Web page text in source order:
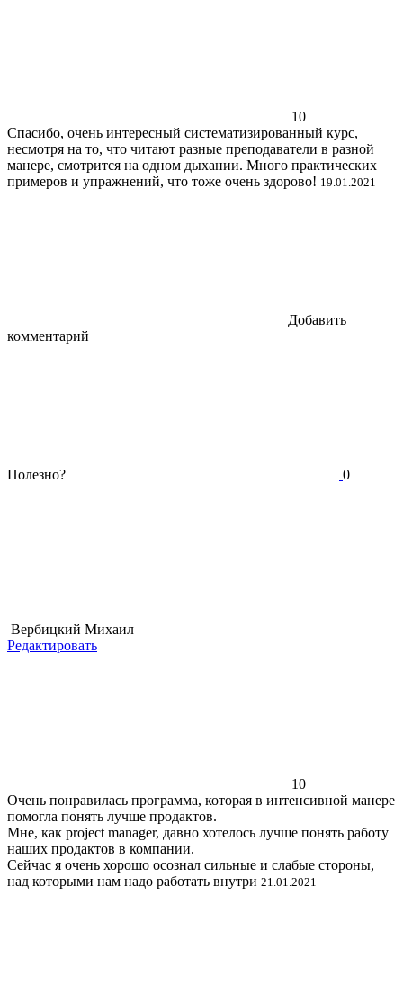
10
Спасибо, очень интересный систематизированный курс,
несмотря на то, что читают разные преподаватели в разной
манере, смотрится на одном дыхании. Много практических
примеров и упражнений, что тоже очень здорово! 19.01.2021
Добавить
комментарий
Полезно? 0
Вербицкий Михаил
Редактировать
10
Очень понравилась программа, которая в интенсивной манере
помогла понять лучше продактов.
Мне, как project manager, давно хотелось лучше понять работу
наших продактов в компании.
Сейчас я очень хорошо осознал сильные и слабые стороны,
над которыми нам надо работать внутри 21.01.2021